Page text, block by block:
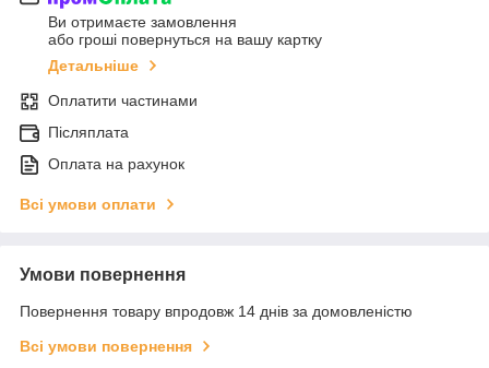
Ви отримаєте замовлення
або гроші повернуться на вашу картку
Детальніше
Оплатити частинами
Післяплата
Оплата на рахунок
Всі умови оплати
Умови повернення
Повернення товару впродовж 14 днів за домовленістю
Всі умови повернення